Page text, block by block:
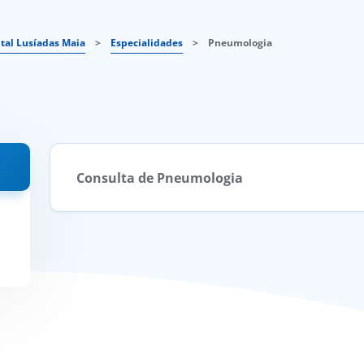
Lusíadas Maia > Especialidades > Pneumologia
Consulta de Pneumologia